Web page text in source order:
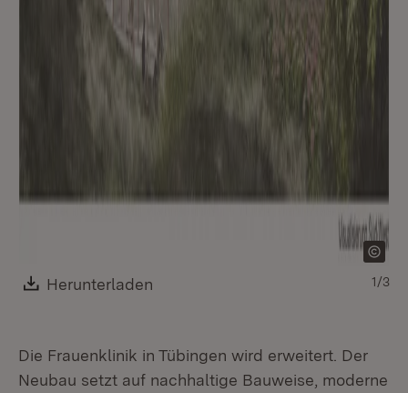
Download:
Herunterladen 1/3
Die Frauenklinik in Tübingen wird erweitert. Der
Neubau setzt auf nachhaltige Bauweise, moderne